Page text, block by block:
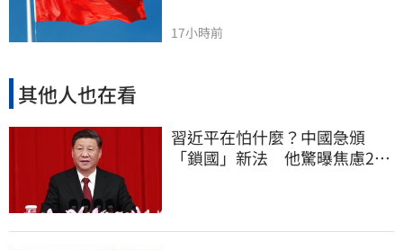
17小時前
其他人也在看
習近平在怕什麼？中國急頒
「鎖國」新法 他驚曝焦慮2